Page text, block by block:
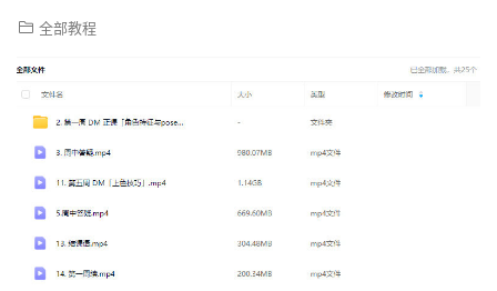
全部教程